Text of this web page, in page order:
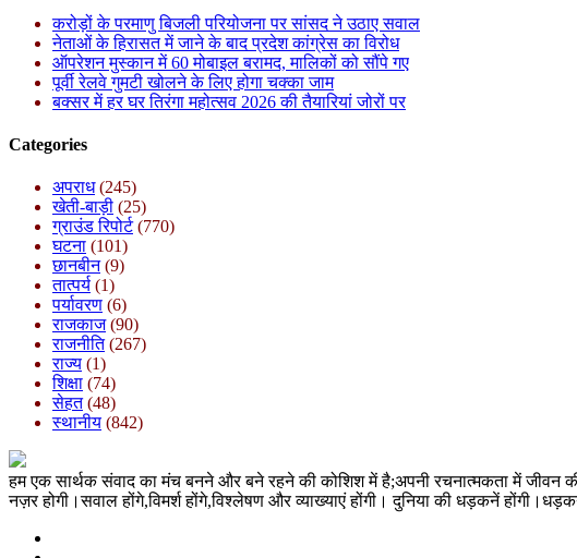
करोड़ों के परमाणु बिजली परियोजना पर सांसद ने उठाए सवाल
नेताओं के हिरासत में जाने के बाद प्रदेश कांग्रेस का विरोध
ऑपरेशन मुस्कान में 60 मोबाइल बरामद, मालिकों को सौंपे गए
पूर्वी रेलवे गुमटी खोलने के लिए होगा चक्का जाम
बक्सर में हर घर तिरंगा महोत्सव 2026 की तैयारियां जोरों पर
Categories
अपराध(245)
खेती-बाड़ी (25)
ग्राउंड रिपोर्ट(770)
घटना (101)
छानबीन(9)
तात्पर्य (1)
पर्यावरण (6)
राजकाज(90)
राजनीति(267)
राज्य (1)
शिक्षा (74)
सेहत(48)
स्थानीय (842)
हम एक सार्थक संवाद का मंच बनने और बने रहने की कोशिश में है;अपनी रचनात्मकता में जीवन
नज़र होगी।सवाल होंगे,विमर्श होंगे,विश्लेषण और व्याख्याएं होंगी। दुनिया की धड़कनें